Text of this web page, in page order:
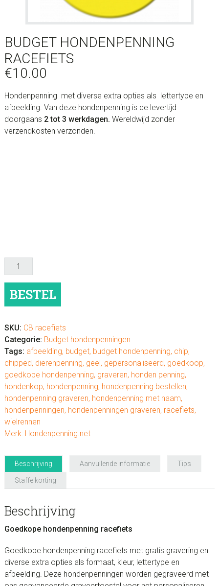
BUDGET HONDENPENNING
RACEFIETS
€10.00
Hondenpenning met diverse extra opties als lettertype en
afbeelding. Van deze hondenpenning is de levertijd
doorgaans 2 tot 3 werkdagen. Wereldwijd zonder
verzendkosten verzonden.
Budget
hondenpenning
aantal
BESTEL
SKU: CB racefiets
Categorie: Budget hondenpenningen
Tags: afbeelding, budget, budget hondenpenning, chip,
chipped, dierenpenning, geel, gepersonaliseerd, goedkoop,
goedkope hondenpenning, graveren, honden penning,
hondenkop, hondenpenning, hondenpenning bestellen,
hondenpenning graveren, hondenpenning met naam,
hondenpenningen, hondenpenningen graveren, racefiets,
wielrennen
Merk: Hondenpenning.net
Beschrijving Aanvullende informatie Tips
Staffelkorting
Beschrijving
Goedkope hondenpenning racefiets
Goedkope hondenpenning racefiets met gratis gravering en
diverse extra opties als formaat, kleur, lettertype en
afbeelding. Deze hondenpenningen worden gegraveerd met